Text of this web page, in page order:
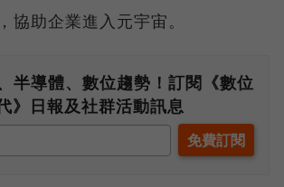
協助企業進入元宇宙。
半導體、數位趨勢！訂閱《數位
》日報及社群活動訊息